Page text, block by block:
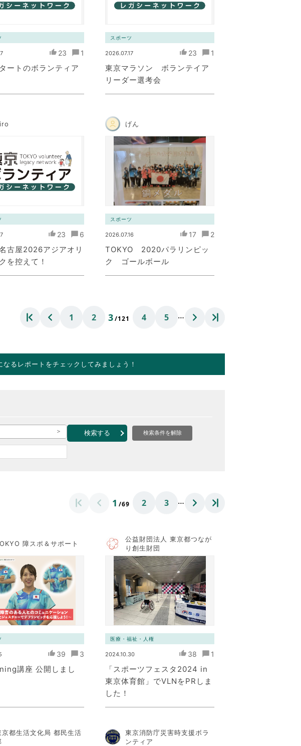
23 1
ートのボランティア
スポーツ
2026.07.17 23 1
東京マラソン ボランテイア
リーダー選考会
23 6
古屋2026アジアオリ
を控えて！
げん
スポーツ
2026.07.16 17 2
TOKYO 2020パラリンピッ
ク ゴールボール
1 2 3/121 4 5 …
るレポートをチェックしてみましょう！
検索する 検索条件を解除
1 /69 2 3 …
障スポ＆サポート
39 3
講座 公開しまし
公益財団法人 東京都つなが
り創生財団
医療・福祉・人権
2024.10.30 38 1
「スポーツフェスタ2024 in
東京体育館」でVLNをPRしま
した！
京都生活文化局 都民生活
東京消防庁災害時支援ボラ
ンティア